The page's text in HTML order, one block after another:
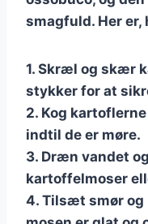
smagfuld. Her er,
1. Skræl og skær
stykker for at
2. Kog
indtil de er møre.
3. Dræn vandet
kartoffelmoser
4. Tilsæt smør